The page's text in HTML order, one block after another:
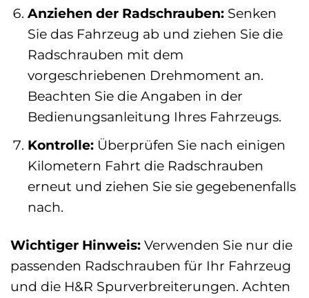
Anziehen der Radschrauben:Senken
Sie das Fahrzeug ab und ziehen Sie die
Radschrauben mit dem
vorgeschriebenen Drehmoment an.
Beachten Sie die Angaben in der
Bedienungsanleitung Ihres Fahrzeugs.
Kontrolle:Überprüfen Sie nach einigen
Kilometern Fahrt die Radschrauben
erneut und ziehen Sie sie gegebenenfalls
nach.
Wichtiger Hinweis: Verwenden Sie nur die
passenden Radschrauben für Ihr Fahrzeug
und die H&R Spurverbreiterungen. Achten